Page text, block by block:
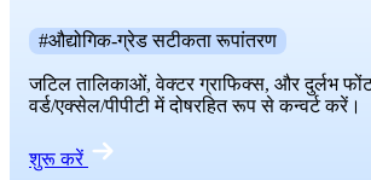
#औद्योगिक-ग्रेड सटीकता रूपांतरण
जटिल तालिकाओं, वेक्टर ग्राफिक्स, और दुर्लभ
वर्ड/एक्सेल/पीपीटी में दोषरहित रूप से कन्वर्ट करें।
शुरू करें